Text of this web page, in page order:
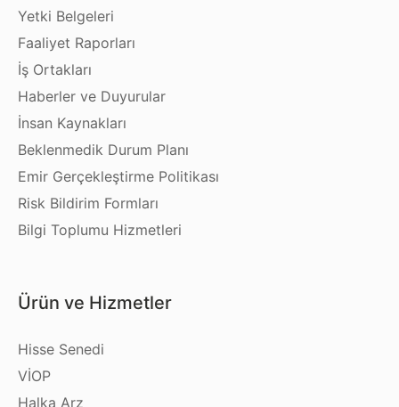
Yetki Belgeleri
Faaliyet Raporları
İş Ortakları
Haberler ve Duyurular
İnsan Kaynakları
Beklenmedik Durum Planı
Emir Gerçekleştirme Politikası
Risk Bildirim Formları
Bilgi Toplumu Hizmetleri
Ürün ve Hizmetler
Hisse Senedi
VİOP
Halka Arz